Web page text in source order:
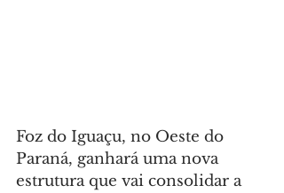
Foz do Iguaçu, no Oeste do
Paraná, ganhará uma nova
estrutura que vai consolidar a